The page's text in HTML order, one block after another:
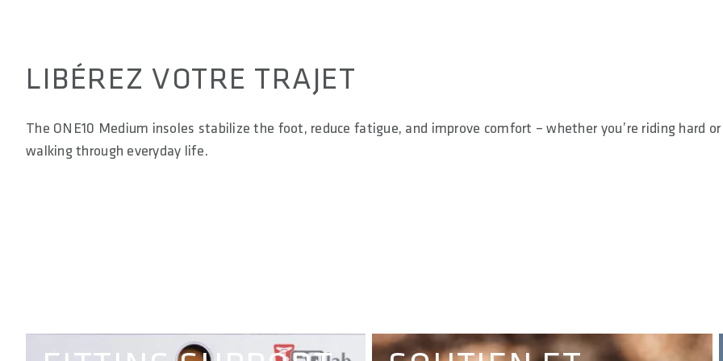
LIBÉREZ VOTRE TRAJET
The ONE10 Medium insoles stabilize the foot, reduce fatigue, and improve comfort – whether you’re riding hard or
walking through everyday life.